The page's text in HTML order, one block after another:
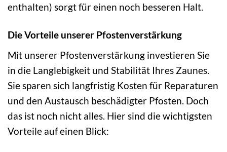
enthalten) sorgt für einen noch besseren Halt.
Die Vorteile unserer Pfostenverstärkung
Mit unserer Pfostenverstärkung investieren Sie
in die Langlebigkeit und Stabilität Ihres Zaunes.
Sie sparen sich langfristig Kosten für Reparaturen
und den Austausch beschädigter Pfosten. Doch
das ist noch nicht alles. Hier sind die wichtigsten
Vorteile auf einen Blick: